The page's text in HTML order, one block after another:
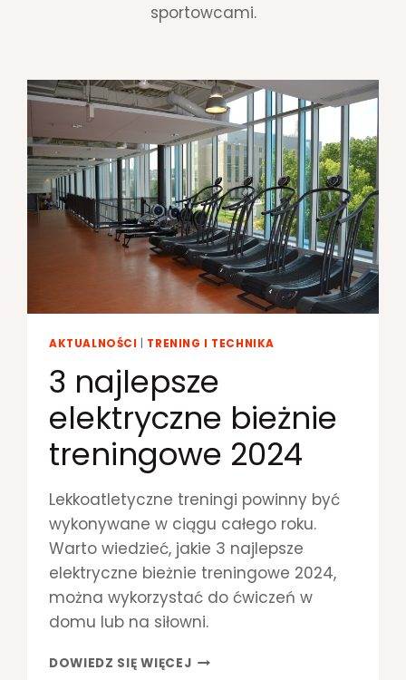
sportowcami.
AKTUALNOŚCI TRENING I TECHNIKA
3 najlepsze
elektryczne bieżnie
treningowe 2024
Lekkoatletyczne treningi powinny być
wykonywane w ciągu całego roku.
Warto wiedzieć, jakie 3 najlepsze
elektryczne bieżnie treningowe 2024,
można wykorzystać do ćwiczeń w
domu lub na siłowni.
DOWIEDZ SIĘ WIĘCEJ3